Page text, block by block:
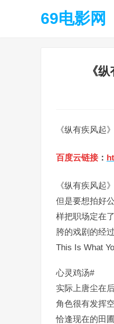
69电影网
《
《纵有疾风起
百度云链接 ：
《纵有疾风起
但是要想拍好
样把职场定在
胯的戏剧的经
This Is What
心灵鸡汤#
实际上唐尘在
角色很有发挥
恰逢现在的田